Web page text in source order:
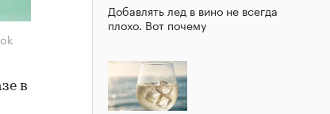
в
Добавлять лед в вино не всегда
плохо. Вот почему